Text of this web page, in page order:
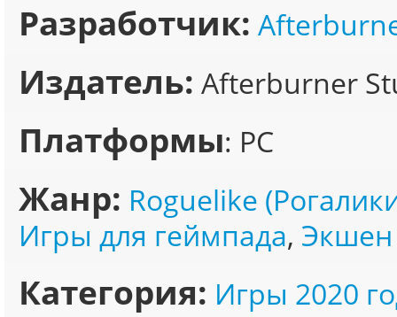
Разработчик:
Издатель: Afterburner
Платформы: PC
Жанр: Roguelike
Игры для геймпада, Экшен
Категория: Игры 2020